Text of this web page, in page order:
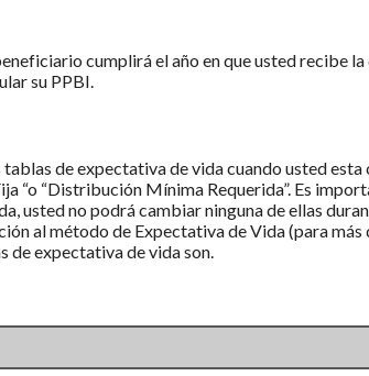
cumplirá el año en que usted recibe
su PPBI.
de expectativa de vida cuando usted
“o “Distribución Mínima Requerida”. Es
usted no podrá cambiar ninguna de ellas
al método de Expectativa de Vida (para
de expectativa de vida son.